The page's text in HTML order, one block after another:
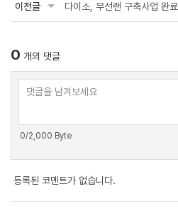
이전글 다이소, 무선랜 구축사업 완료
0 개의 댓글
0/2,000 Byte
등록된 코멘트가 없습니다.